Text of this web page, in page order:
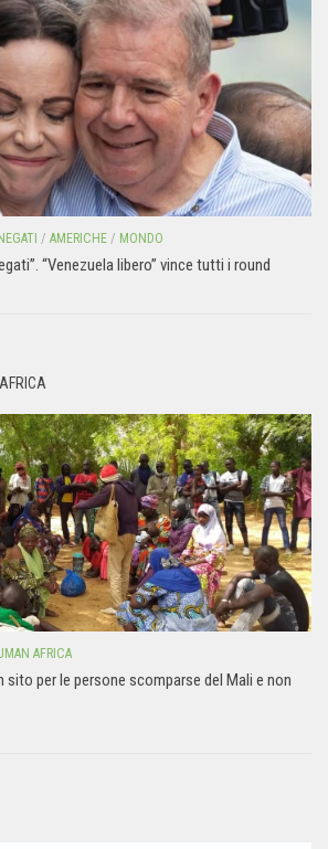
/ AMERICHE / MONDO
“Venezuela libero” vince tutti i round
AFRICA
sito per le persone scomparse del Mali e non